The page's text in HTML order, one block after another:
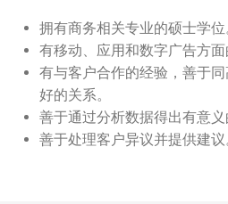
拥有商务相关专业的硕士学位
有移动、应用和数字广告方面
有与客户合作的经验，善于
好的关系。
善于通过分析数据得出有意义
善于处理客户异议并提供建议